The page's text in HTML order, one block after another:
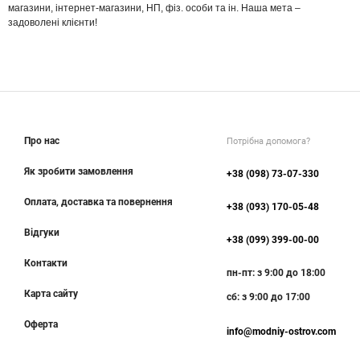
магазини, інтернет-магазини, НП, фіз. особи та ін. Наша мета –
задоволені клієнти!
Про нас
Як зробити замовлення
Оплата, доставка та повернення
Відгуки
Контакти
Карта сайту
Оферта
Потрібна допомога?
+38 (098) 73-07-330
+38 (093) 170-05-48
+38 (099) 399-00-00
пн-пт: з 9:00 до 18:00
сб: з 9:00 до 17:00
info@modniy-ostrov.com